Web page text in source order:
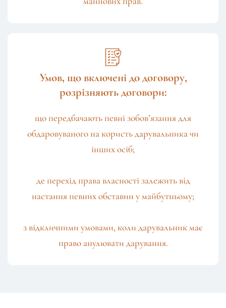
Умов, що включені до договору,
розрізняють договори:
що передбачають певні зобов’язання для
обдаровуваного на користь дарувальника чи
інших осіб;
де перехід права власності залежить від
настання певних обставин у майбутньому;
з відкличними умовами, коли дарувальник має
право анулювати дарування.